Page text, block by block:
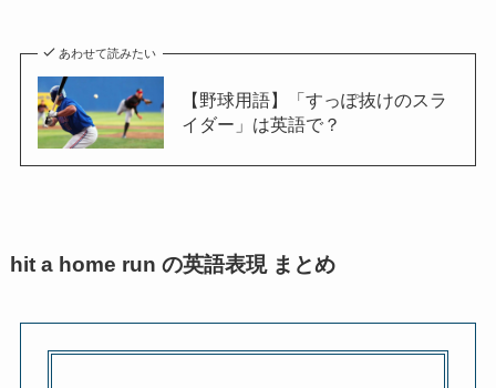
あわせて読みたい
【野球用語】「すっぽ抜けのスラ
イダー」は英語で？
hit a home run の英語表現 まとめ